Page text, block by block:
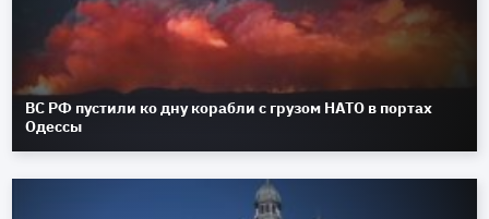
ВС РФ пустили ко дну корабли с грузом НАТО в портах
Одессы